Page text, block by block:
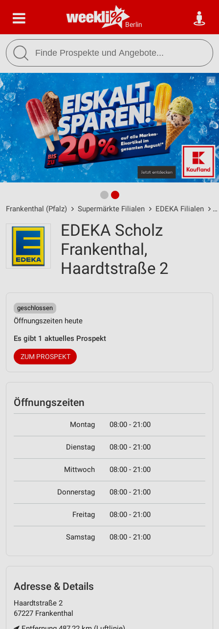
Berlin
Frankenthal (Pfalz) Supermärkte Filialen EDEKA Filialen
EDEKA Scholz
Frankenthal,
Haardtstraße 2
geschlossen
Öffnungszeiten heute
Es gibt 1 aktuelles Prospekt
ZUM PROSPEKT
Öffnungszeiten
Montag 08:00 - 21:00
Dienstag 08:00 - 21:00
Mittwoch 08:00 - 21:00
Donnerstag 08:00 - 21:00
Freitag 08:00 - 21:00
Samstag 08:00 - 21:00
Adresse & Details
Haardtstraße 2
67227 Frankenthal